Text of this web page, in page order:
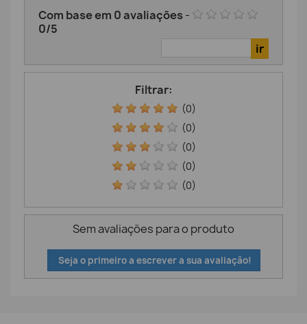
Com base em 0avaliações-
0/5
Filtrar:
(0)
(0)
(0)
(0)
(0)
Sem avaliações para o produto
Seja o primeiro a escrever a sua avaliação!